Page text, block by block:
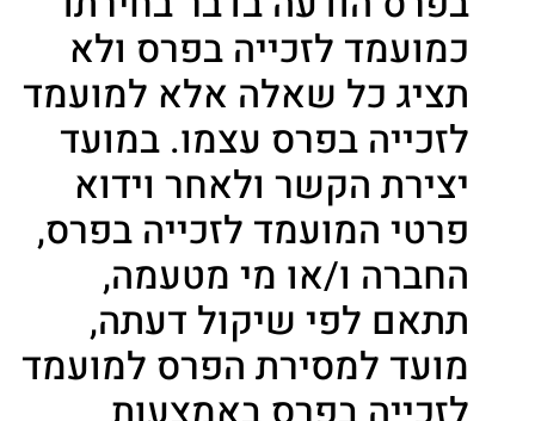
כמועמד לזכייה בפרס ולא
תציג כל שאלה אלא למועמד
לזכייה בפרס עצמו. במועד
יצירת הקשר ולאחר וידוא
פרטי המועמד לזכייה בפרס,
החברה ו/או מי מטעמה,
תתאם לפי שיקול דעתה,
מועד למסירת הפרס למועמד